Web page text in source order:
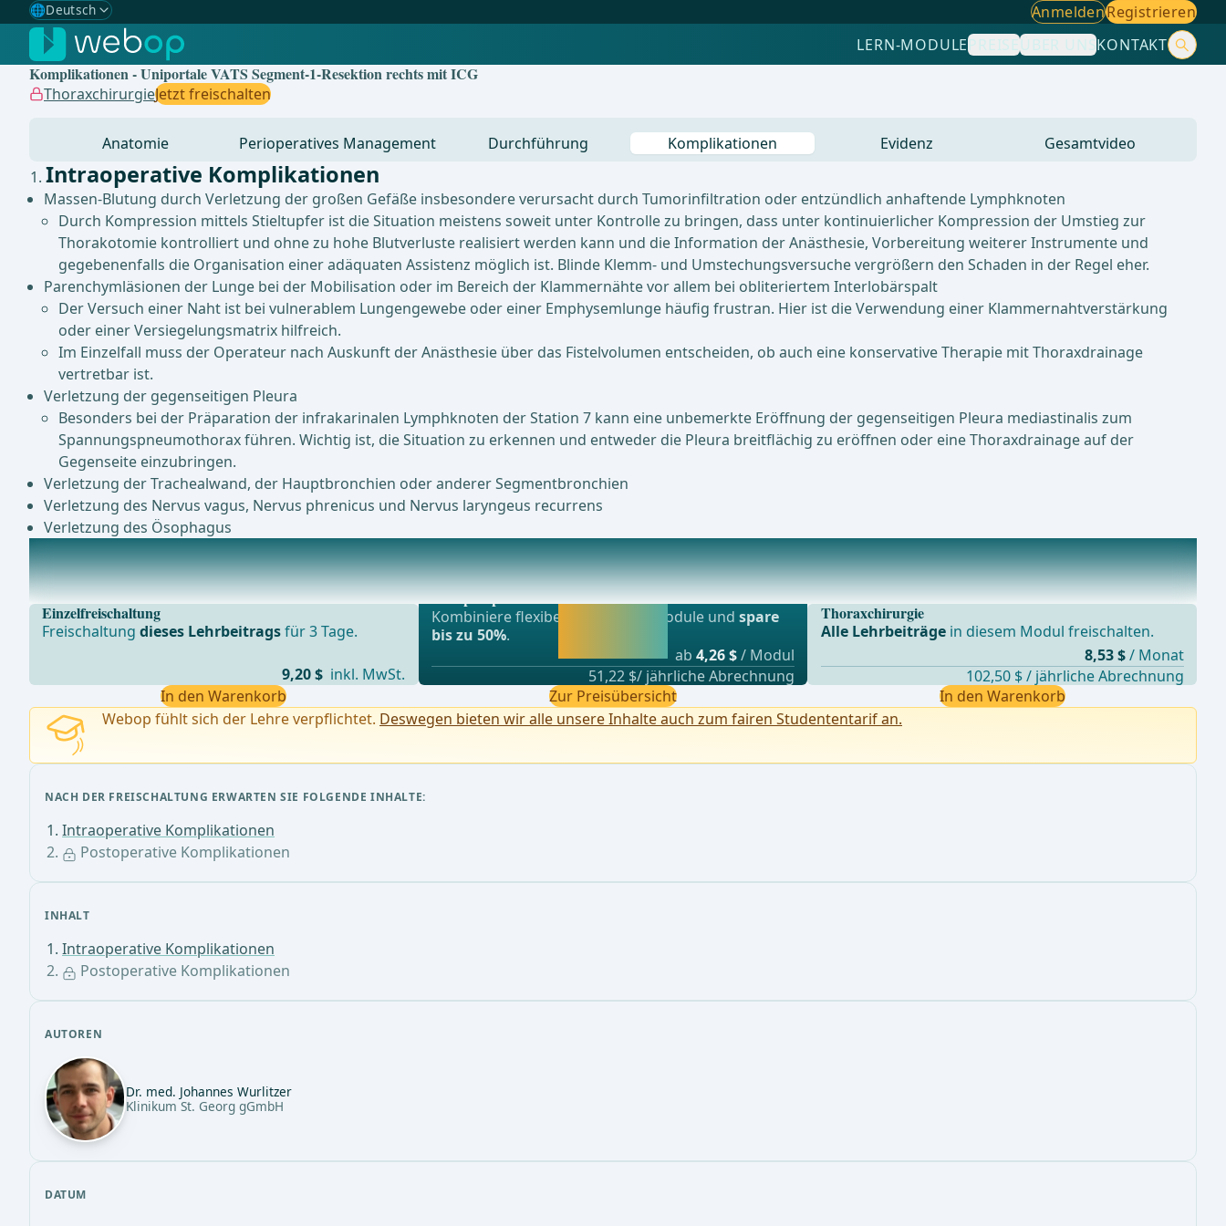
🌐Deutsch
Gewählte Sprache: Deutsch
🇩🇪 Deutsch ✓
🇬🇧English
AnmeldenRegistrieren
LERN-MODULEPREISEÜBER UNSKONTAKT
Komplikationen - Uniportale VATS Segment-1-Resektion rechts mit ICG
ThoraxchirurgieJetzt freischalten
Anatomie Perioperatives Management Durchführung Komplikationen Evidenz Gesamtvideo
INHALT
Intraoperative Komplikationen
Postoperative Komplikationen
AUTOREN
Dr. med. Johannes Wurlitzer
Klinikum St. Georg gGmbH
DATUM
Intraoperative Komplikationen
Massen-Blutung durch Verletzung der großen Gefäße insbesondere verursacht durch Tumorinfiltration oder entzündlich anhaftende Lymphknoten
Durch Kompression mittels Stieltupfer ist die Situation meistens soweit unter Kontrolle zu bringen, dass unter kontinuierlicher Kompression der Umstieg zur
Thorakotomie kontrolliert und ohne zu hohe Blutverluste realisiert werden kann und die Information der Anästhesie, Vorbereitung weiterer Instrumente und
gegebenenfalls die Organisation einer adäquaten Assistenz möglich ist. Blinde Klemm- und Umstechungsversuche vergrößern den Schaden in der Regel eher.
Parenchymläsionen der Lunge bei der Mobilisation oder im Bereich der Klammernähte vor allem bei obliteriertem Interlobärspalt
Der Versuch einer Naht ist bei vulnerablem Lungengewebe oder einer Emphysemlunge häufig frustran. Hier ist die Verwendung einer Klammernahtverstärkung
oder einer Versiegelungsmatrix hilfreich.
Im Einzelfall muss der Operateur nach Auskunft der Anästhesie über das Fistelvolumen entscheiden, ob auch eine konservative Therapie mit Thoraxdrainage
vertretbar ist.
Verletzung der gegenseitigen Pleura
Besonders bei der Präparation der infrakarinalen Lymphknoten der Station 7 kann eine unbemerkte Eröffnung der gegenseitigen Pleura mediastinalis zum
Spannungspneumothorax führen. Wichtig ist, die Situation zu erkennen und entweder die Pleura breitflächig zu eröffnen oder eine Thoraxdrainage auf der
Gegenseite einzubringen.
Verletzung der Trachealwand, der Hauptbronchien oder anderer Segmentbronchien
Verletzung des Nervus vagus, Nervus phrenicus und Nervus laryngeus recurrens
Verletzung des Ösophagus
Postoperative Komplikationen
Kardiale Arrhythmie (10-15 %)Lappentorsion (0,1-0,3 %)Bei Verdacht sofortige Diagnosesicherung mitt
Einzelfreischaltung
Freischaltungdieses Lehrbeitragsfür 3 Tage.
9,20 $ inkl. MwSt.
In den Warenkorb
Beliebtestes Angebot
webop - Sparflex
Kombiniere flexibel unsere Lernmodule undspare
bis zu 50%.
ab 4,26 $/ Modul
51,22 $/ jährliche Abrechnung
Zur Preisübersicht
Thoraxchirurgie
Alle Lehrbeiträgein diesem Modul freischalten.
8,53 $ / Monat
102,50 $ / jährliche Abrechnung
In den Warenkorb
Webop fühlt sich der Lehre verpflichtet. Deswegen bieten wir alle unsere Inhalte auch zum fairen Studententarif an.
NACH DER FREISCHALTUNG ERWARTEN SIE FOLGENDE INHALTE:
Intraoperative Komplikationen
Postoperative Komplikationen